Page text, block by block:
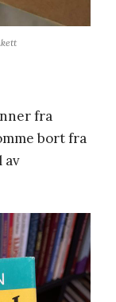
fra
bort fra
av